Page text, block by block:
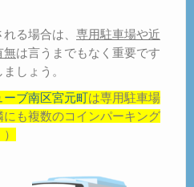
る場合は、 専用駐車場や近
無は言うまでもなく重要です
しょう。
ーブ南区宮元町は専用駐車場
も複数のコインパーキング